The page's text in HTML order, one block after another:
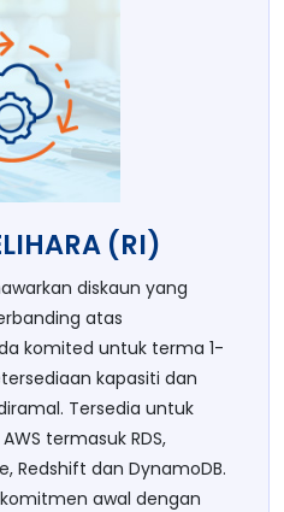
(RI)
diskaun yang
atas
komited untuk terma 1-
kapasiti dan
Tersedia untuk
termasuk RDS,
Redshift dan DynamoDB.
awal dengan